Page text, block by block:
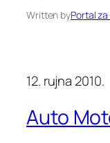
Written byPortal
12. rujna 2010.
Auto